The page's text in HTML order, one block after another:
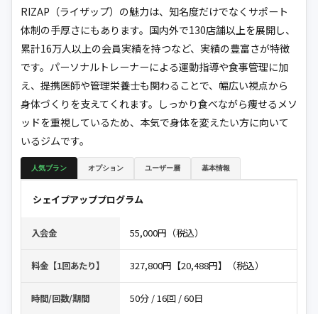
RIZAP（ライザップ）の魅力は、知名度だけでなくサポート
体制の手厚さにもあります。国内外で130店舗以上を展開し、
累計16万人以上の会員実績を持つなど、実績の豊富さが特徴
です。パーソナルトレーナーによる運動指導や食事管理に加
え、提携医師や管理栄養士も関わることで、幅広い視点から
身体づくりを支えてくれます。しっかり食べながら痩せるメソ
ッドを重視しているため、本気で身体を変えたい方に向いて
いるジムです。
人気プラン オプション ユーザー層 基本情報
シェイプアッププログラム
入会金 55,000円（税込）
料金【1回あたり】 327,800円【20,488円】（税込）
時間/回数/期間 50分 / 16回 / 60日